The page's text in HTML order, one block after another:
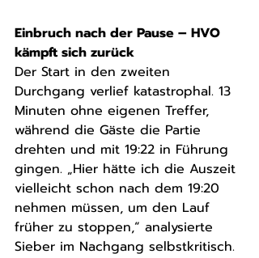
Einbruch nach der Pause – HVO
kämpft sich zurück
Der Start in den zweiten
Durchgang verlief katastrophal. 13
Minuten ohne eigenen Treffer,
während die Gäste die Partie
drehten und mit 19:22 in Führung
gingen. „Hier hätte ich die Auszeit
vielleicht schon nach dem 19:20
nehmen müssen, um den Lauf
früher zu stoppen,“ analysierte
Sieber im Nachgang selbstkritisch.